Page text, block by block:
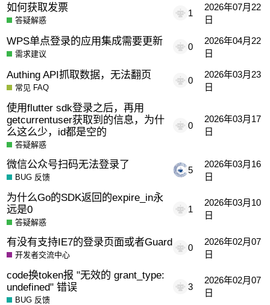
如何获取发票
答疑解惑
1
2026年07月22
日
WPS单点登录的应用集成需要更新
需求建议
0
2026年04月22
日
Authing API抓取数据，无法翻页
常见 FAQ
0
2026年03月23
日
使用flutter sdk登录之后，再用
getcurrentuser获取到的信息，为什
么这么少，id都是空的
答疑解惑
0
2026年03月17
日
微信公众号扫码无法登录了
BUG 反馈
5
2026年03月16
日
为什么Go的SDK返回的expire_in永
远是0
答疑解惑
1
2026年03月10
日
有没有支持IE7的登录页面或者Guard
开发者交流中心
0
2026年02月07
日
code换token报 "无效的 grant_type:
undefined" 错误
BUG 反馈
3
2026年02月07
日